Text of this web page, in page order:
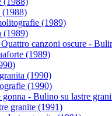
(1988)
(1989)
(1989)
canzoni oscure -
(1989)
(1990)
(1990)
- Bulino su lastre
granite (1991)